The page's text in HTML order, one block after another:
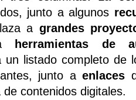
junto a algunos
a grandes
herramientas de
listado completo de
junto aenlaces
contenidos digitales.